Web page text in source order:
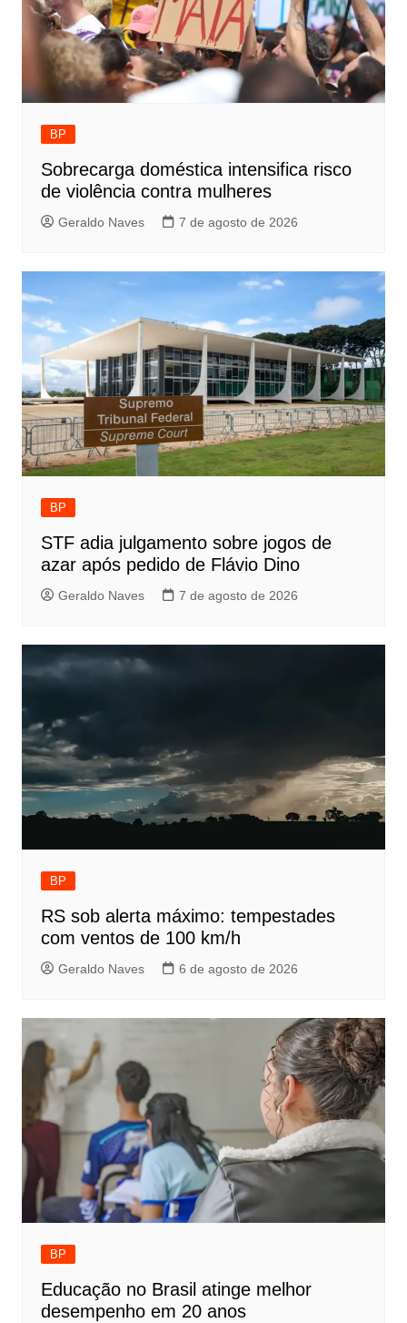
BP
Sobrecarga doméstica intensifica risco
de violência contra mulheres
Geraldo Naves 7 de agosto de 2026
BP
STF adia julgamento sobre jogos de
azar após pedido de Flávio Dino
Geraldo Naves 7 de agosto de 2026
BP
RS sob alerta máximo: tempestades
com ventos de 100 km/h
Geraldo Naves 6 de agosto de 2026
BP
Educação no Brasil atinge melhor
desempenho em 20 anos